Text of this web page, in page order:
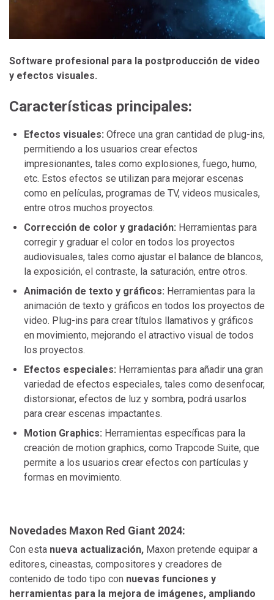
Software profesional para la postproducción de video
y efectos visuales.
Características principales:
Efectos visuales: Ofrece una gran cantidad de plug-ins,
permitiendo a los usuarios crear efectos
impresionantes, tales como explosiones, fuego, humo,
etc. Estos efectos se utilizan para mejorar escenas
como en películas, programas de TV, videos musicales,
entre otros muchos proyectos.
Corrección de color y gradación: Herramientas para
corregir y graduar el color en todos los proyectos
audiovisuales, tales como ajustar el balance de blancos,
la exposición, el contraste, la saturación, entre otros.
Animación de texto y gráficos: Herramientas para la
animación de texto y gráficos en todos los proyectos de
video. Plug-ins para crear títulos llamativos y gráficos
en movimiento, mejorando el atractivo visual de todos
los proyectos.
Efectos especiales: Herramientas para añadir una gran
variedad de efectos especiales, tales como desenfocar,
distorsionar, efectos de luz y sombra, podrá usarlos
para crear escenas impactantes.
Motion Graphics: Herramientas específicas para la
creación de motion graphics, como Trapcode Suite, que
permite a los usuarios crear efectos con partículas y
formas en movimiento.
Novedades Maxon Red Giant 2024:
Con esta nueva actualización, Maxon pretende equipar a
editores, cineastas, compositores y creadores de
contenido de todo tipo con nuevas funciones y
herramientas para la mejora de imágenes, ampliando